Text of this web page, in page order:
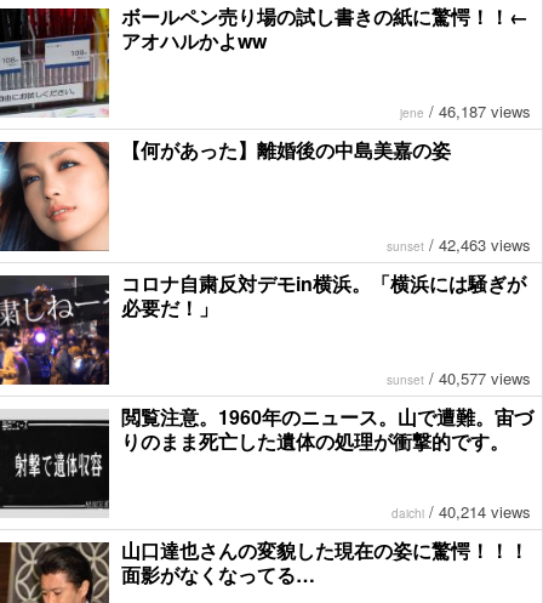
ボールペン売り場の試し書きの紙に驚愕！！←
アオハルかよww
jene / 46,187 views
【何があった】離婚後の中島美嘉の姿
sunset / 42,463 views
コロナ自粛反対デモin横浜。「横浜には騒ぎが
必要だ！」
sunset / 40,577 views
閲覧注意。1960年のニュース。山で遭難。宙づ
りのまま死亡した遺体の処理が衝撃的です。
daichi / 40,214 views
山口達也さんの変貌した現在の姿に驚愕！！！
面影がなくなってる…